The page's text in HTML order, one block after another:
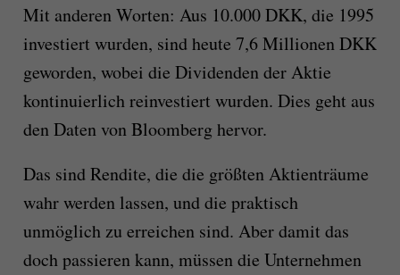
Mit anderen Worten: Aus 10.000 DKK, die 1995
investiert wurden, sind heute 7,6 Millionen DKK
geworden, wobei die Dividenden der Aktie
kontinuierlich reinvestiert wurden. Dies geht aus
den Daten von Bloomberg hervor.
Das sind Rendite, die die größten Aktienträume
wahr werden lassen, und die praktisch
unmöglich zu erreichen sind. Aber damit das
doch passieren kann, müssen die Unternehmen